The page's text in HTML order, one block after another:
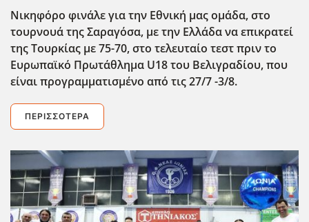
Νικηφόρο φινάλε για την Εθνική μας ομάδα, στο
τουρνουά της Σαραγόσα, με την Ελλάδα να επικρατεί
της Τουρκίας με 75-70, στο τελευταίο τεστ πριν το
Ευρωπαϊκό Πρωτάθλημα U18 του Βελιγραδίου, που
είναι προγραμματισμένο από τις 27/7 -3/8.
ΠΕΡΙΣΣΌΤΕΡΑ